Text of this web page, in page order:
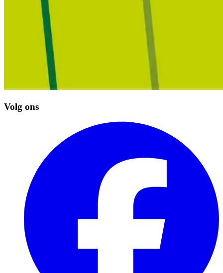
Volg ons